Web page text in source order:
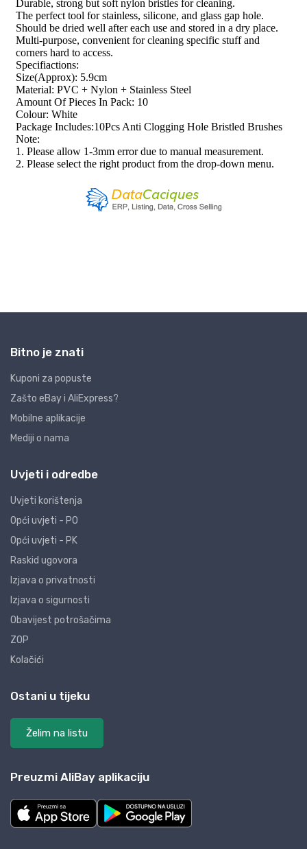
Bitno je znati
Kuponi za popuste
Zašto eBay i AliExpress?
Mobilne aplikacije
Mediji o nama
Uvjeti i odredbe
Uvjeti korištenja
Opći uvjeti - PO
Opći uvjeti - PK
Raskid ugovora
Izjava o privatnosti
Izjava o sigurnosti
Obavijest potrošačima
ZOP
Kolačići
Ostani u tijeku
Želim na listu
Preuzmi AliBay aplikaciju